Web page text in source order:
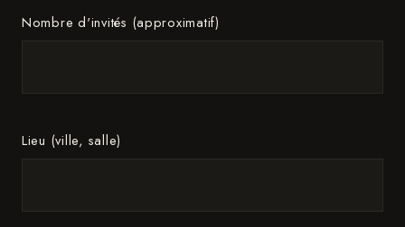
Nombre d'invités (approximatif)
Lieu (ville, salle)